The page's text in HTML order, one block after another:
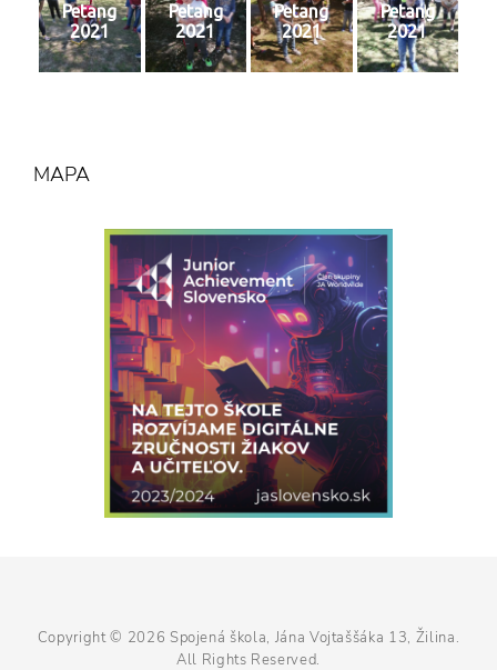
Petang
2021
Petang
2021
Petang
2021
Petang
2021
MAPA
Copyright © 2026 Spojená škola, Jána Vojtaššáka 13, Žilina.
All Rights Reserved.